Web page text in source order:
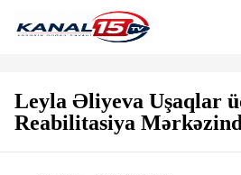
Leyla Əliyeva Uşaqlar
Reabilitasiya